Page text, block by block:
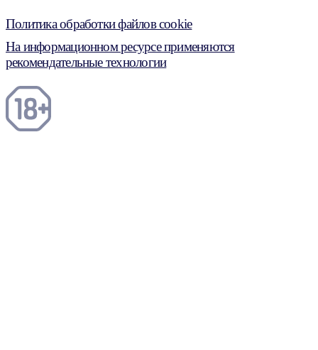
Политика обработки файлов cookie
На информационном ресурсе применяются
рекомендательные технологии